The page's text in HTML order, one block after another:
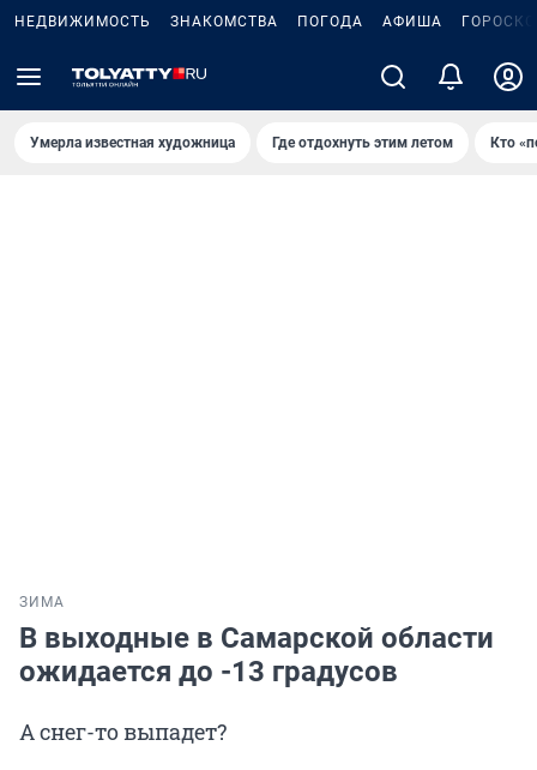
НЕДВИЖИМОСТЬ ЗНАКОМСТВА ПОГОДА АФИША
Умерла известная художница Где отдохнуть этим летом Кто
ЗИМА
В выходные в Самарской области
ожидается до -13 градусов
А снег-то выпадет?